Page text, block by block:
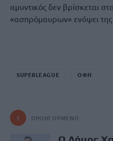
αμυντικός δεν βρίσκεται
«ασπρόμαυρων» ενόψει της
SUPERLEAGUE ΟΦΗ
ΠΡΟΗΓΟΎΜΕΝΟ